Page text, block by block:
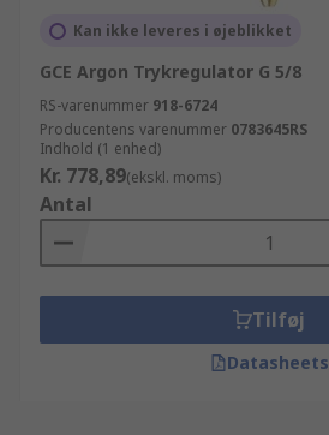
Kan ikke leveres i øjeblikket
GCE Argon Trykregulator G 5/8
RS-varenummer 918-6724
Producentens varenummer 0783645RS
Indhold (1 enhed)
Kr. 778,89(ekskl. moms)
Antal
Tilføj
Datasheets